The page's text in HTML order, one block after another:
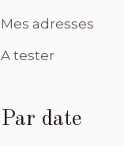
Mes adresses
A tester
Par date